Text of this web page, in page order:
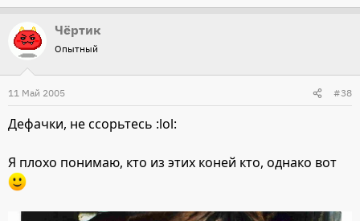
Чёртик
Опытный
11 Май 2005 #38
Дефачки, не ссорьтесь :lol:
Я плохо понимаю, кто из этих коней кто, однако вот